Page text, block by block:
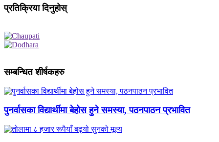
प्रतिक्रिया दिनुहोस्
सम्बन्धित शीर्षकहरु
पुनर्वासका विद्यार्थीमा बेहोस हुने समस्या, पठनपाठन प्रभावित